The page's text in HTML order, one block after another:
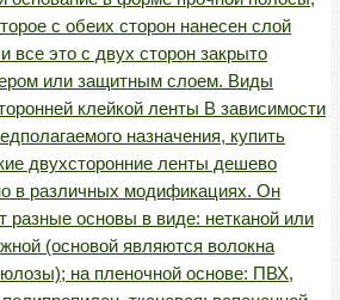
с обеих сторон нанесен слой
все это с двух сторон закрыто
или защитным слоем. Виды
клейкой ленты В зависимости
назначения, купить
двухсторонние ленты дешево
в различных модификациях. Он
разные основы в виде: нетканой или
(основой являются волокна
на пленочной основе: ПВХ,